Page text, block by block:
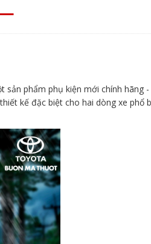
sản phẩm phụ kiện mới chính hãng -
kế đặc biệt cho hai dòng xe phổ